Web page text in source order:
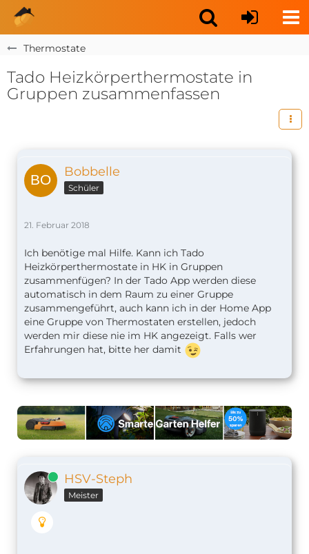
Thermostate
Tado Heizkörperthermostate in
Gruppen zusammenfassen
Bobbelle
Schüler
21. Februar 2018
Ich benötige mal Hilfe. Kann ich Tado
Heizkörperthermostate in HK in Gruppen
zusammenfügen? In der Tado App werden diese
automatisch in dem Raum zu einer Gruppe
zusammengeführt, auch kann ich in der Home App
eine Gruppe von Thermostaten erstellen, jedoch
werden mir diese nie im HK angezeigt. Falls wer
Erfahrungen hat, bitte her damit
Online HSV-Steph
Meister